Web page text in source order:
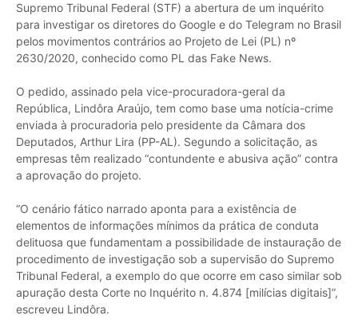
Supremo Tribunal Federal (STF) a abertura de um inquérito
para investigar os diretores do Google e do Telegram no Brasil
pelos movimentos contrários ao Projeto de Lei (PL) nº
2630/2020, conhecido como PL das Fake News.
O pedido, assinado pela vice-procuradora-geral da
República, Lindôra Araújo, tem como base uma notícia-crime
enviada à procuradoria pelo presidente da Câmara dos
Deputados, Arthur Lira (PP-AL). Segundo a solicitação, as
empresas têm realizado “contundente e abusiva ação” contra
a aprovação do projeto.
“O cenário fático narrado aponta para a existência de
elementos de informações mínimos da prática de conduta
delituosa que fundamentam a possibilidade de instauração de
procedimento de investigação sob a supervisão do Supremo
Tribunal Federal, a exemplo do que ocorre em caso similar sob
apuração desta Corte no Inquérito n. 4.874 [milícias digitais]”,
escreveu Lindôra.